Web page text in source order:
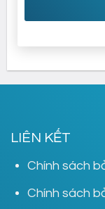
LIÊN KẾT
Chính sách
Chính sách